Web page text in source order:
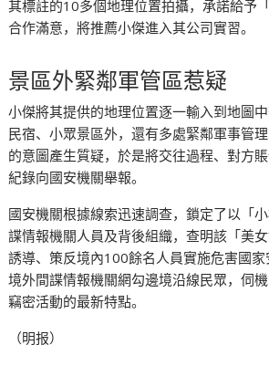
其標註的10多個地理位置拍攝，承諾給予
合作滿意，將推薦小傑進入其公司實習。
景區外緊鄰軍管區惹疑
小傑將其提供的地理位置逐一輸入到地圖
民宿、小眾景區外，還有多處緊鄰軍事管理
的意圖產生質疑，於是將交往過程、對方
紀錄向國安機關舉報。
國安機關根據線索迅速調查，鎖定了以「
諜情報機關人員及背後組織，查明該「美
誘導、策反境內100餘名人員實施危害國
境外間諜情報機關網勾邊境沿線民眾，伺
竊密活動的最新特點。
（明报）